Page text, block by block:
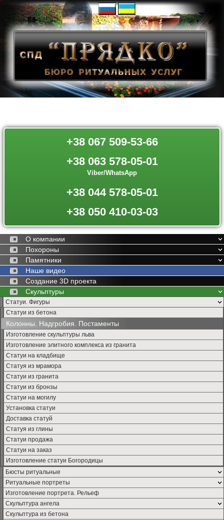
+38 067 509-53-66
+38 063 578-05-01
Viber/WhatsApp
+38 044 578-05-01
+38 050 410-03-03
О компании
Похороны
Памятники
Наше видео
Создание 3D проекта
Скульптуры
Статуи. Фигуры
Статуи из бетона
Колонны. Надгробия. Постаменты
Изготовление скульптуры льва
Изготовление элитного комплекса из гранита
Статуи на кладбище
Статуя из мрамора
Статуи из гранита
Статуи из бронзы
Статуи на могилу
Установка статуи
Доставка статуй
Статуя из глины
Статуи продажа
Статуи на заказ
Изготовление статуи Богородицы
Бюсты ритуальные
Ритуальные портреты
Изготовление портрета. Рельеф
Скульптура ангела
Скульптура из бетона
й
д
и
ц
з
б
л
о
б
о
н
0
ы
с
р